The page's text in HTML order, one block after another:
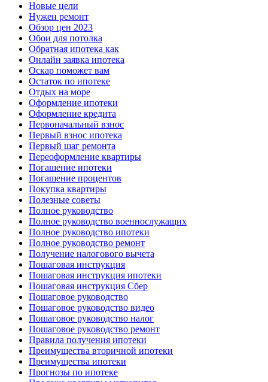
Новые цели
Нужен ремонт
Обзор цен 2023
Обои для потолка
Обратная ипотека как
Онлайн заявка ипотека
Оскар поможет вам
Остаток по ипотеке
Отдых на море
Оформление ипотеки
Оформление кредита
Первоначальный взнос
Первый взнос ипотека
Первый шаг ремонта
Переоформление квартиры
Погашение ипотеки
Погашение процентов
Покупка квартиры
Полезные советы
Полное руководство
Полное руководство военнослужащих
Полное руководство ипотеки
Полное руководство ремонт
Получение налогового вычета
Пошаговая инструкция
Пошаговая инструкция ипотеки
Пошаговая инструкция Сбер
Пошаговое руководство
Пошаговое руководство видео
Пошаговое руководство налог
Пошаговое руководство ремонт
Правила получения ипотеки
Преимущества вторичной ипотеки
Преимущества ипотеки
Прогнозы по ипотеке